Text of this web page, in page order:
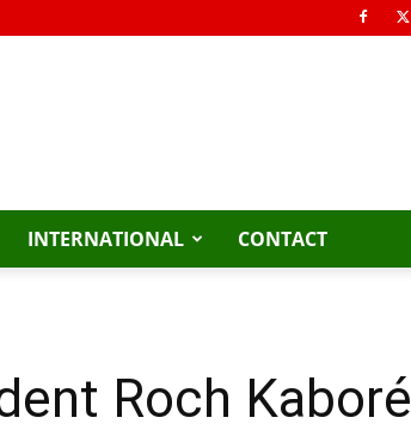
INTERNATIONAL CONTACT
Roch Kaboré